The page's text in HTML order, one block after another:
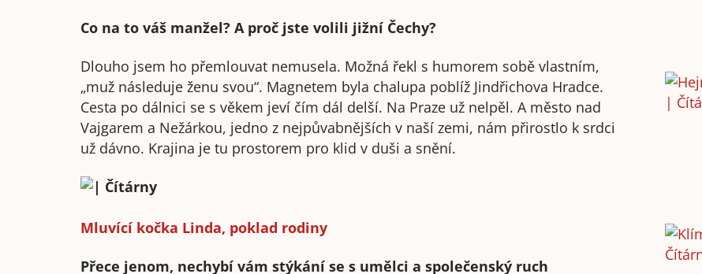
Co na to váš manžel? A proč jste volili jižní Čechy?
Dlouho jsem ho přemlouvat nemusela. Možná řekl s humorem sobě vlastním,
„muž následuje ženu svou“. Magnetem byla chalupa poblíž Jindřichova Hradce.
Cesta po dálnici se s věkem jeví čím dál delší. Na Praze už nelpěl. A město nad
Vajgarem a Nežárkou, jedno z nejpůvabnějších v naší zemi, nám přirostlo k srdci
už dávno. Krajina je tu prostorem pro klid v duši a snění.
Mluvící kočka Linda, poklad rodiny
Přece jenom, nechybí vám stýkání se s umělci a společenský ruch